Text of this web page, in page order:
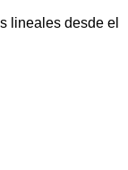
lineales desde el